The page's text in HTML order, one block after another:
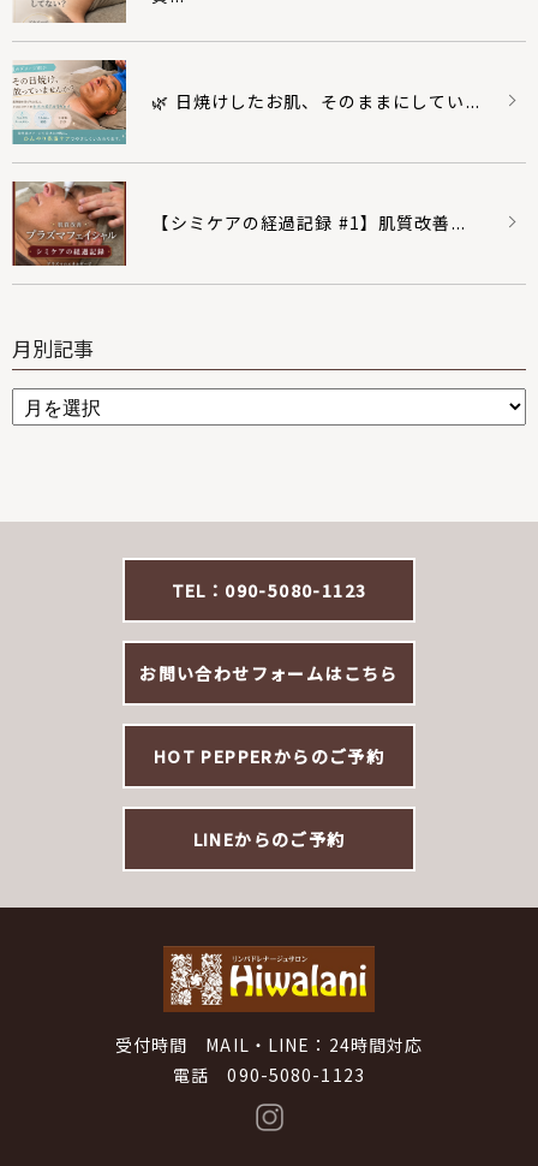
🌿 日焼けしたお肌、そのままにしてい...
【シミケアの経過記録 #1】肌質改善...
月別記事
TEL：090-5080-1123
お問い合わせフォームはこちら
HOT PEPPERからのご予約
LINEからのご予約
受付時間 MAIL・LINE：24時間対応
電話 090-5080-1123